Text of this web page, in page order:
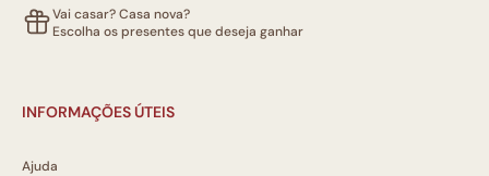
Vai casar? Casa nova?
Escolha os presentes que deseja ganhar
INFORMAÇÕES ÚTEIS
Ajuda